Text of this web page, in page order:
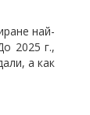
най-
2025 г.,
а как